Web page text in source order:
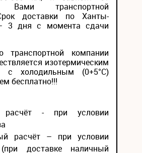
Вами транспортной
доставки по Ханты-
3 дня с момента сдачи
транспортной компании
изотермическим
с холодильным (0+5°С)
бесплатно!!!
расчёт - при условии
расчёт – при условии
доставке наличный